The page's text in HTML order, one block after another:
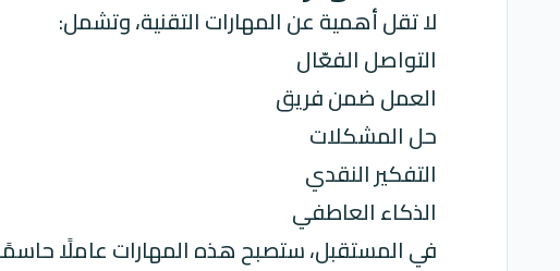
لا تقل أهمية عن المهارات التقنية، وتشمل:
التواصل الفعّال
العمل ضمن فريق
حل المشكلات
التفكير النقدي
الذكاء العاطفي
في المستقبل، ستصبح هذه المهارات عاملًا